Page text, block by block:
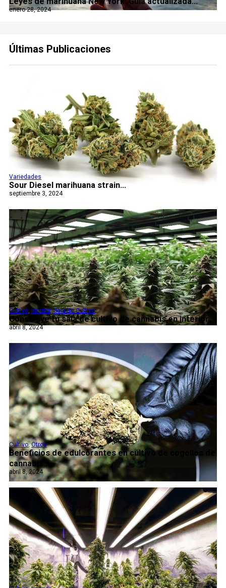
enero 28, 2024
Últimas Publicaciones
Sour Diesel marihuana strain...
Variedades
septiembre 3, 2024
Construye tu sala de cultivo de cannabis en interior...
Cultivo ,Interior,Sala de Cultivo
abril 8, 2024
Beneficios de edulcorantes en cultivo de cogollos de
cannabis...
Cultivo,Otros
abril 8, 2024